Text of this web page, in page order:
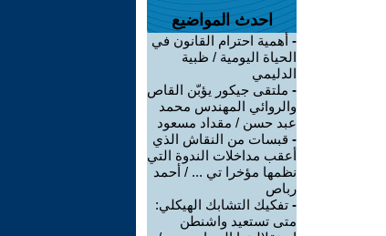
احدث المواضيع
- أهمية احترام القانون في
الحياة اليومية / ظبية
الدليمي
- ملتقى جيكور يؤبّن القاص
والروائي المهندس محمد
عبد حسن / مقداد مسعود
- قبسات من النقاش الذي
أعقب مداخلات الندوة التي
نظمها مؤخرا تي ... / أحمد
رباص
- تفكيك التشابك الهيكلي:
متى تستعيد واشنطن